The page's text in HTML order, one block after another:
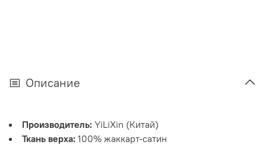
Описание
Производитель: YiLiXin (Китай)
Ткань верха: 100% жаккарт-сатин